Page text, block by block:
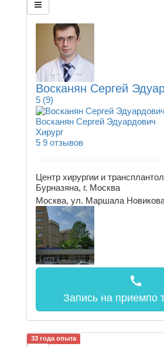
Восканян Сергей
5 (9)
Восканян Сергей Эдуардович
Хирург
5 9 отзывов
Центр хирургии и
Бурназяна, г. Москва
Москва, ул. Маршала
call
Запись на приемпо
33 года опыта